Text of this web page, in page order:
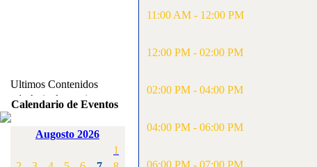
Ultimos Contenidos
1:
Articulos varios
[Visitas: 5711]
Campeonato de
[Visitas: 4134]
Calendario de Eventos
Augosto 2026
1
11:00 AM - 12:00 PM
12:00 PM - 02:00 PM
02:00 PM - 04:00 PM
04:00 PM - 06:00 PM
06:00 PM - 07:00 PM